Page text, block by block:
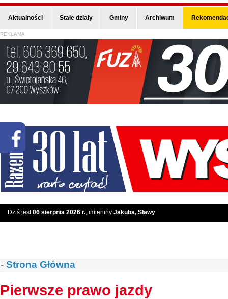
Aktualności Stałe działy Gminy Archiwum
REKLAMA
Dziś jest06 sierpnia 2026 r., imieniny Jakuba, Sławy
- Strona Główna
Pierwsze prawo jazdy